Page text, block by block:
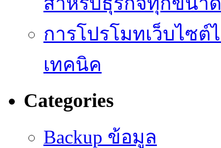
การโปรโมทเว็บไซต์
เทคนิค
Categories
Backup ข้อมูล